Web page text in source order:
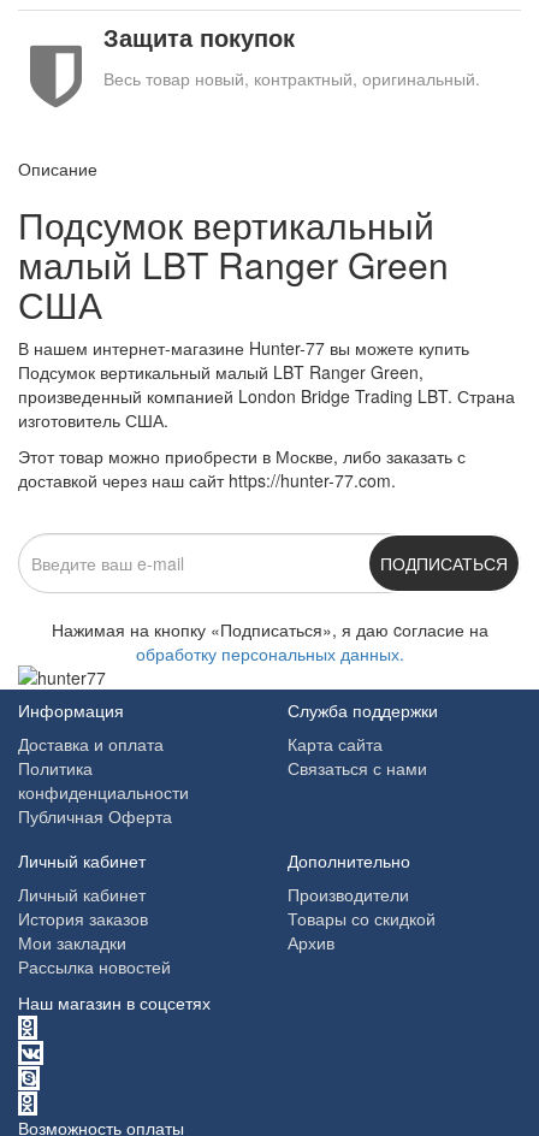
Защита покупок
Весь товар новый, контрактный, оригинальный.
Описание
Подсумок вертикальный
малый LBT Ranger Green
США
В нашем интернет-магазине Hunter-77 вы можете купить
Подсумок вертикальный малый LBT Ranger Green,
произведенный компанией London Bridge Trading LBT. Страна
изготовитель США.
Этот товар можно приобрести в Москве, либо заказать с
доставкой через наш сайт https://hunter-77.com.
ПОДПИСАТЬСЯ
Нажимая на кнопку «Подписаться», я даю cогласие на
обработку персональных данных.
Информация
Доставка и оплата
Политика
конфиденциальности
Публичная Оферта
Служба поддержки
Карта сайта
Связаться с нами
Личный кабинет
Личный кабинет
История заказов
Мои закладки
Рассылка новостей
Дополнительно
Производители
Товары со скидкой
Архив
Наш магазин в соцсетях
Возможность оплаты